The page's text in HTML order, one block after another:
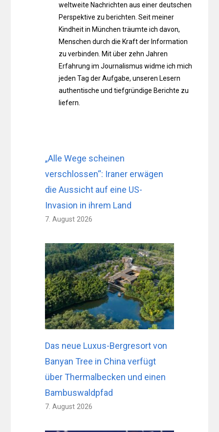
weltweite Nachrichten aus einer deutschen
Perspektive zu berichten. Seit meiner
Kindheit in München träumte ich davon,
Menschen durch die Kraft der Information
zu verbinden. Mit über zehn Jahren
Erfahrung im Journalismus widme ich mich
jeden Tag der Aufgabe, unseren Lesern
authentische und tiefgründige Berichte zu
liefern.
„Alle Wege scheinen
verschlossen“: Iraner erwägen
die Aussicht auf eine US-
Invasion in ihrem Land
7. August 2026
Das neue Luxus-Bergresort von
Banyan Tree in China verfügt
über Thermalbecken und einen
Bambuswaldpfad
7. August 2026